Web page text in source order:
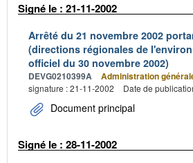
Signé le : 21-11-2002
Arrêté du 21 novembre 2002
(directions régionales de
officiel du 30 novembre 2002)
DEVG0210399A Administration
signature : 21-11-2002
Date de
Document principal
Signé le : 28-11-2002